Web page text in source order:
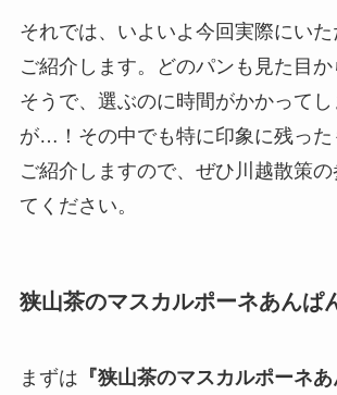
それでは、いよいよ今回実際にい
ご紹介します。どのパンも見た目
そうで、選ぶのに時間がかかってし
が…！その中でも特に印象に残った
ご紹介しますので、ぜひ川越散策
てください。
狭山茶のマスカルポーネあんぱ
まずは 『狭山茶のマスカルポーネあ